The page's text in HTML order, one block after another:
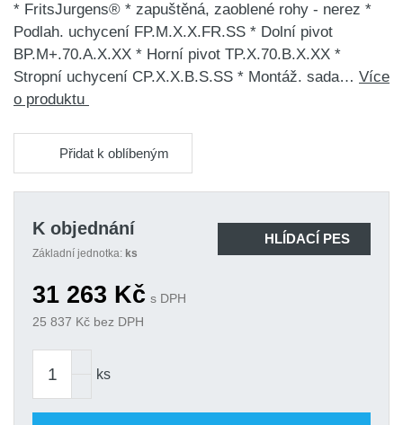
* FritsJurgens® * zapuštěná, zaoblené rohy - nerez *
Podlah. uchycení FP.M.X.X.FR.SS * Dolní pivot
BP.M+.70.A.X.XX * Horní pivot TP.X.70.B.X.XX *
Stropní uchycení CP.X.X.B.S.SS * Montáž. sada… Více
o produktu
Přidat k oblíbeným
K objednání
Základní jednotka: ks
HLÍDACÍ PES
31 263 Kč s DPH
25 837 Kč bez DPH
ks